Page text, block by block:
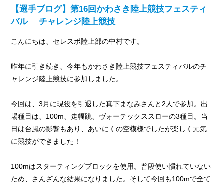
【選手ブログ】第16回かわさき陸上競技フェスティ
バル チャレンジ陸上競技
こんにちは、セレスポ陸上部の中村です。
昨年に引き続き、今年もかわさき陸上競技フェスティバルのチ
ャレンジ陸上競技に参加しました。
今回は、3月に現役を引退した真下まなみさんと2人で参加。出
場種目は、100m、走幅跳、ヴォーテックススローの3種目。当
日は台風の影響もあり、あいにくの空模様でしたが楽しく元気
に競技ができました！
100mはスターティングブロックを使用。普段使い慣れていない
ため、さんざんな結果になりました。そして今回も100mで全て